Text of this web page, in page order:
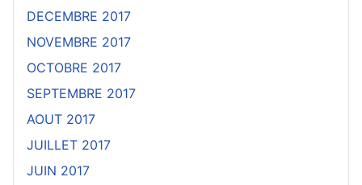
DECEMBRE 2017
NOVEMBRE 2017
OCTOBRE 2017
SEPTEMBRE 2017
AOUT 2017
JUILLET 2017
JUIN 2017